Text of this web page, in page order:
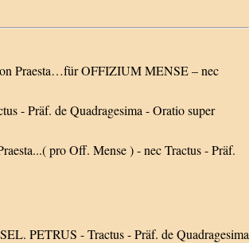
Praesta…für OFFIZIUM MENSE – nec
- Präf. de Quadragesima - Oratio super
pro Off. Mense ) - nec Tractus - Präf.
PETRUS - Tractus - Präf. de Quadragesima